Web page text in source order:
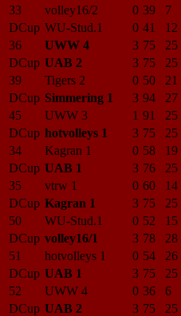
33
volley16/2 0 39 7
DCup WU-Stud.1 0 41 12
36
UWW 4 3 75 25
DCup UAB 2 3 75 25
39
Tigers 2 0 50 21
DCup Simmering 1 3 94 27
45
UWW 3 1 91 25
DCup hotvolleys 1 3 75 25
34
Kagran 1 0 58 19
DCup UAB 1 3 76 25
35
vtrw 1 0 60 14
DCup Kagran 1 3 75 25
50
WU-Stud.1 0 52 15
DCup volley16/1 3 78 28
51
hotvolleys 1 0 54 26
DCup UAB 1 3 75 25
52
UWW 4 0 36 6
DCup UAB 2 3 75 25